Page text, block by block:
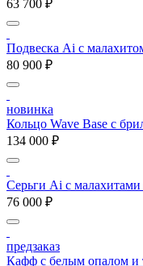
63 700 ₽
Подвеска Ai с
80 900 ₽
новинка
Кольцо Wave Base с
134 000 ₽
Серьги Ai с малахитами
76 000 ₽
предзаказ
Кафф с белым опалом и